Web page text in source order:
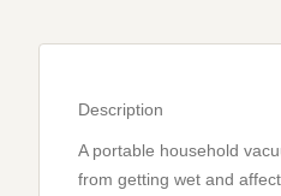
Description
A portable household
from getting wet and